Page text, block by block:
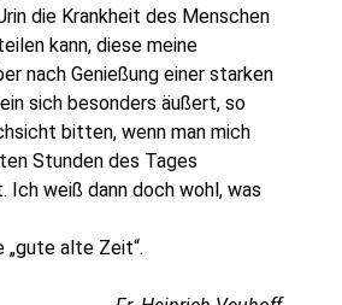
die Krankheit des Menschen
kann, diese meine
nach Genießung einer starken
sich besonders äußert, so
bitten, wenn man mich
Stunden des Tages
Ich weiß dann doch wohl, was
„gute alte Zeit“.